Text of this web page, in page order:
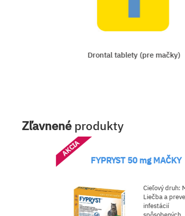
Drontal tablety (pre mačky)
Zľavnenéprodukty
FYPRYST 50 mg MAČKY
AKCIA
Cieľový druh:
Liečba a
infestácií